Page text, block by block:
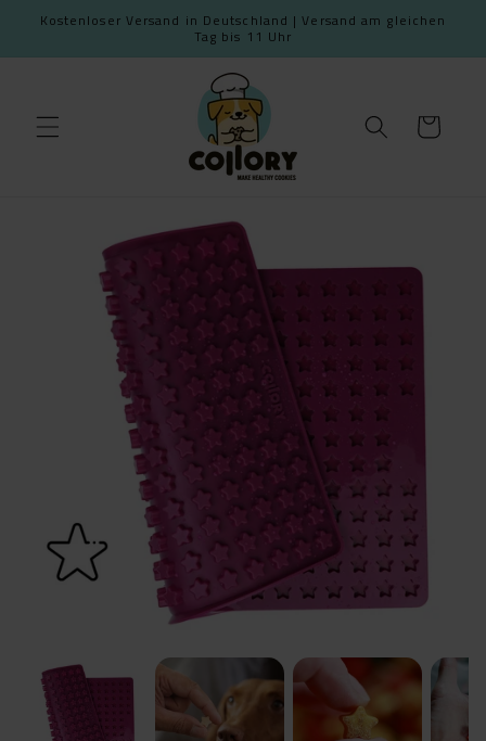
Skip to
Kostenloser Versand in Deutschland | Versand am gleichen
Tag bis 11 Uhr
Cart